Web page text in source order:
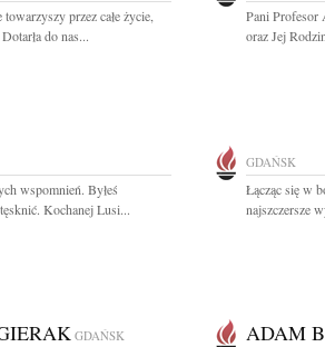
przez całe życie,
do nas...
Pani Profesor
oraz Jej
wspomnień. Byłeś
Kochanej Lusi...
GDAŃSK
Łącząc się w
najszczersze
GDAŃSK ADAM